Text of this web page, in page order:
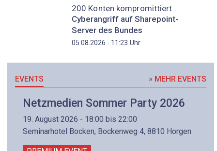
200 Konten kompromittiert
Cyberangriff auf Sharepoint-
Server des Bundes
05.08.2026 - 11:23 Uhr
EVENTS » MEHR EVENTS
Netzmedien Sommer Party 2026
19. August 2026 - 18:00 bis 22:00
Seminarhotel Bocken, Bockenweg 4, 8810 Horgen